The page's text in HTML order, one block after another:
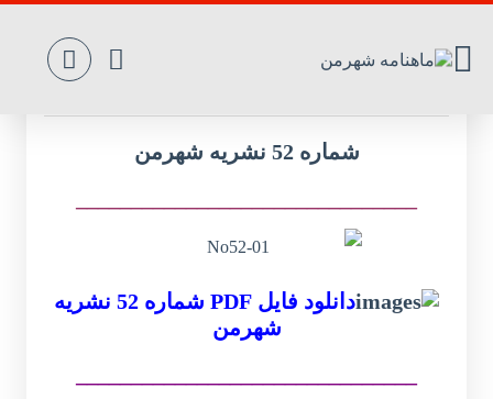
شماره 52 نشریه شهرمن
دانلود فایل PDF شماره 52 نشریه
شهرمن